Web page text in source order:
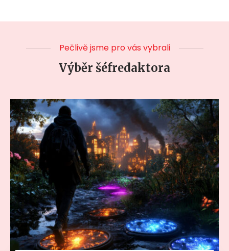
Pečlivě jsme pro vás vybrali
Výběr šéfredaktora